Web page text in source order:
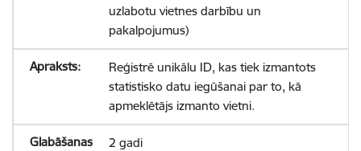
uzlabotu vietnes darbību un
pakalpojumus)
Reģistrē unikālu ID, kas tiek izmantots
statistisko datu iegūšanai par to, kā
apmeklētājs izmanto vietni.
2 gadi